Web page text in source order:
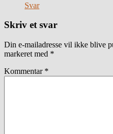
Svar
Skriv et svar
Din e-mailadresse vil ikke blive
markeret med *
Kommentar *